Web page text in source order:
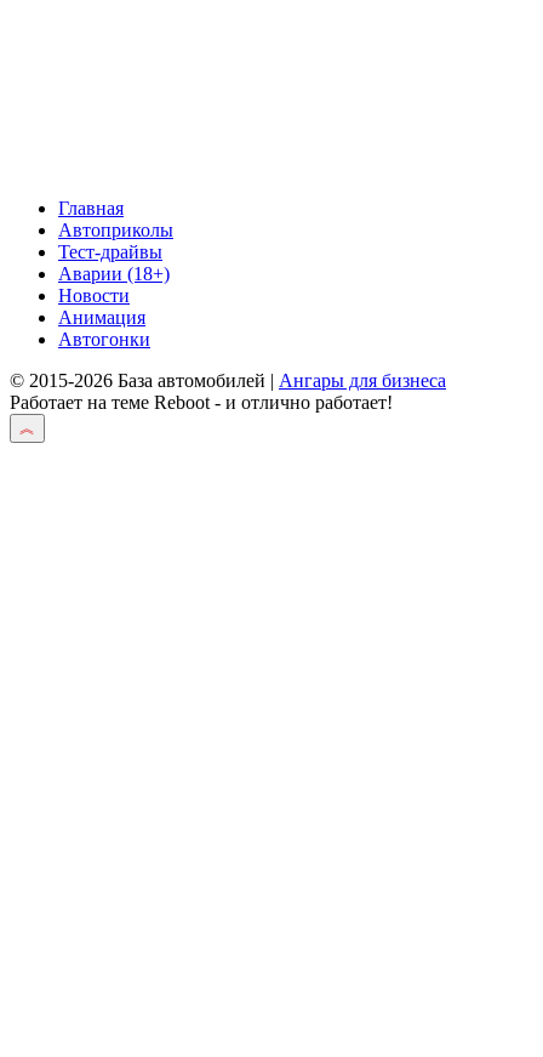
Главная
Автоприколы
Тест-драйвы
Аварии (18+)
Новости
Анимация
Автогонки
© 2015-2026 База автомобилей | Ангары для бизнеса
Работает на теме Reboot - и отлично работает!